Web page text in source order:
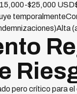
$25,000
pero crítico para